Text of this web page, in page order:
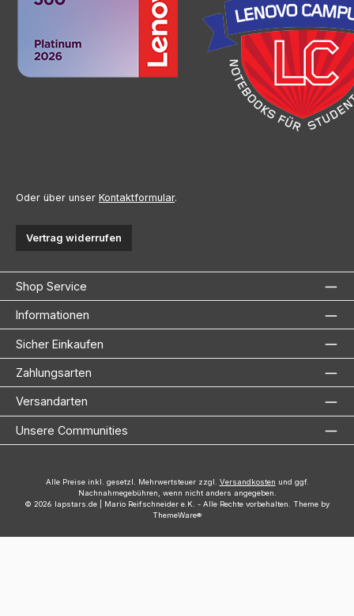
Oder über unser Kontaktformular.
Vertrag widerrufen
Shop Service
Informationen
Sicher Einkaufen
Zahlungsarten
Versandarten
Unsere Communities
Alle Preise inkl. gesetzl. Mehrwertsteuer zzgl. Versandkosten und ggf.
Nachnahmegebühren, wenn nicht anders angegeben.
© 2026 lapstars.de | Mario Reifschneider e.K. - Alle Rechte vorbehalten. Theme by
ThemeWare®